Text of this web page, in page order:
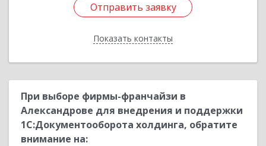
Отправить заявку
Показать контакты
Отправить заявку
Назад
При выборе фирмы-франчайзи в
Александрове для внедрения и поддержки
1С:Документооборота холдинга, обратите
внимание на: